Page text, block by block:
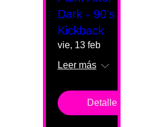
Dark - 90's
Kickback
vie, 13 feb
Leer más
Detalles